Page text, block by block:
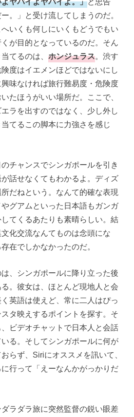
。」と受け流してしまうのだ。
いくも何しにいくもどうでもい
が目的となっているのだ。そん
てるのは、ホンジュラス。渋す
度はイエメンほどではないにし
味なければ旅行難易度・危険度
たほうがいい場所だ。ここで、
ラを出すのではなく、少し外し
てるこの脚本に力強さを感じ
チャンスでシンガポールを引き
話せなくてもわかるよ。ディズ
だねという。なんて的確な表現
グアムといった日本語もガンガ
てくるあたりも素晴らしい。結
化交流なんてものは念頭にな
在でしかなかったのだ。
、シンガポールに降り立った後
。彼女は、ほとんど現地人と会
英語は使えど、常に二人はぴっ
タ映えするポイントを探す。そ
ビデオチャットで日本人と会話
る。そしてシンガポールに何が
らず、Siriにオススメを訊いて、
行って「えーなんかがっかりだ
ラダラ旅に突然監督の鋭い眼差